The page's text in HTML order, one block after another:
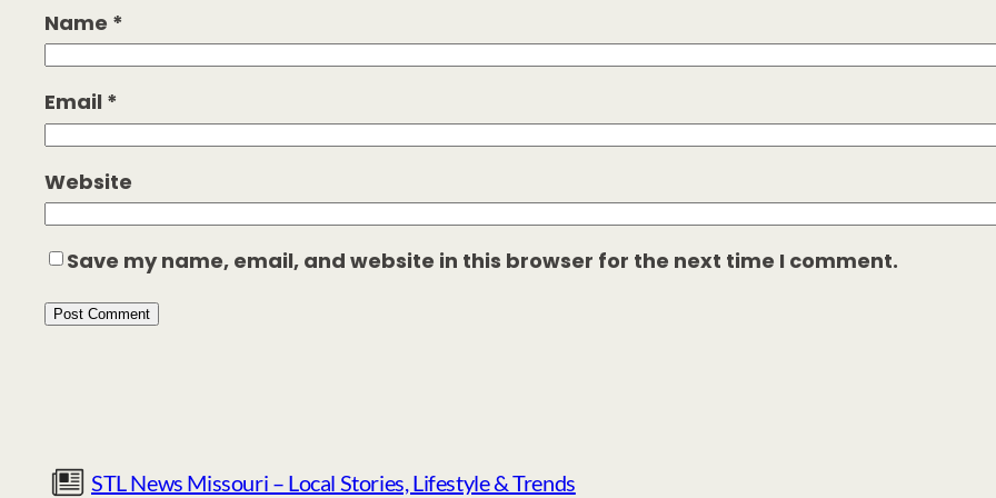
Name *
Email *
Website
Save my name, email, and website in this browser for the next time I comment.
STL News Missouri – Local Stories, Lifestyle & Trends